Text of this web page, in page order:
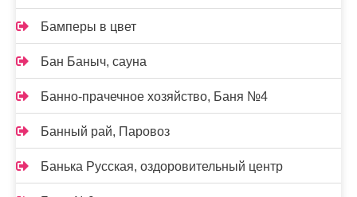
Бамперы в цвет
Бан Баныч, сауна
Банно-прачечное хозяйство, Баня №4
Банный рай, Паровоз
Банька Русская, оздоровительный центр